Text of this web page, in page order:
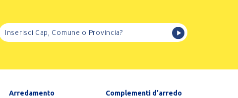
Arredamento Complementi d'arredo